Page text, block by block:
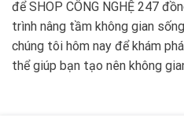
để SHOP CÔNG NGHỆ 247
trình nâng tầm không gian
chúng tôi hôm nay để khám
thể giúp bạn tạo nên không